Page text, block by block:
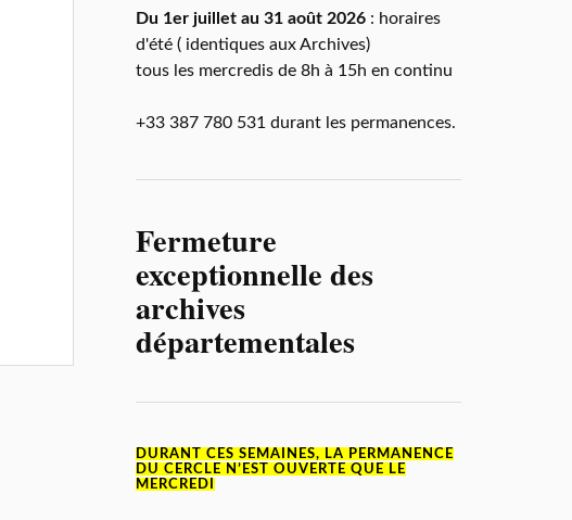
Du 1er juillet au 31 août 2026 : horaires
d'été ( identiques aux Archives)
tous les mercredis de 8h à 15h en continu
+33 387 780 531 durant les permanences.
Fermeture
exceptionnelle des
archives
départementales
DURANT CES SEMAINES, LA PERMANENCE
DU CERCLE N’EST OUVERTE QUE LE
MERCREDI